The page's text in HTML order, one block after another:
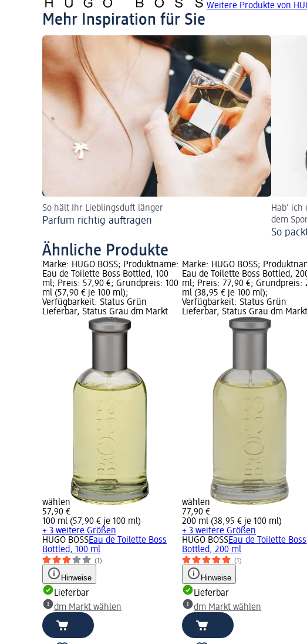
Weitere Produkte von
Mehr Inspiration für Sie
So hält Ihr Lieblingsduft länger
Parfum richtig auftragen
Hab‘
dem
So
Ähnliche Produkte
Marke: HUGO BOSS; Produktname:
Eau de Toilette Boss Bottled, 100
ml; Preis: 57,90 €; Grundpreis: 100
ml (57,90 € je 100 ml);
Verfügbarkeit: Status Grün
Lieferbar, Status Grau dm Markt
wählen
57,90 €
100 ml (57,90 € je 100 ml)
+ 3 weitere Größen
HUGO BOSSEau de Toilette Boss
Bottled, 100 ml
(1)
Hinweise
Lieferbar
dm Markt wählen
Marke: HUGO BOSS;
Eau de Toilette Boss Bottled,
ml; Preis: 77,90 €; Grundpreis:
ml (38,95 € je 100 ml);
Verfügbarkeit: Status Grün
Lieferbar, Status Grau dm Markt
wählen
77,90 €
200 ml (38,95 € je 100 ml)
+ 3 weitere Größen
HUGO BOSSEau de Toilette Boss
Bottled, 200 ml
(1)
Hinweise
Lieferbar
dm Markt wählen